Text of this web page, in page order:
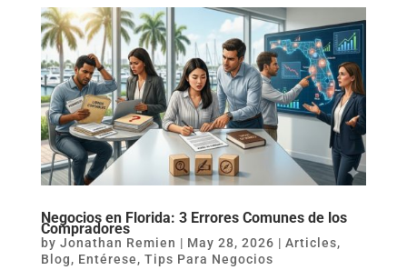
Negocios en Florida: 3 Errores Comunes de los
Compradores
by Jonathan Remien | May 28, 2026 | Articles,
Blog, Entérese, Tips Para Negocios